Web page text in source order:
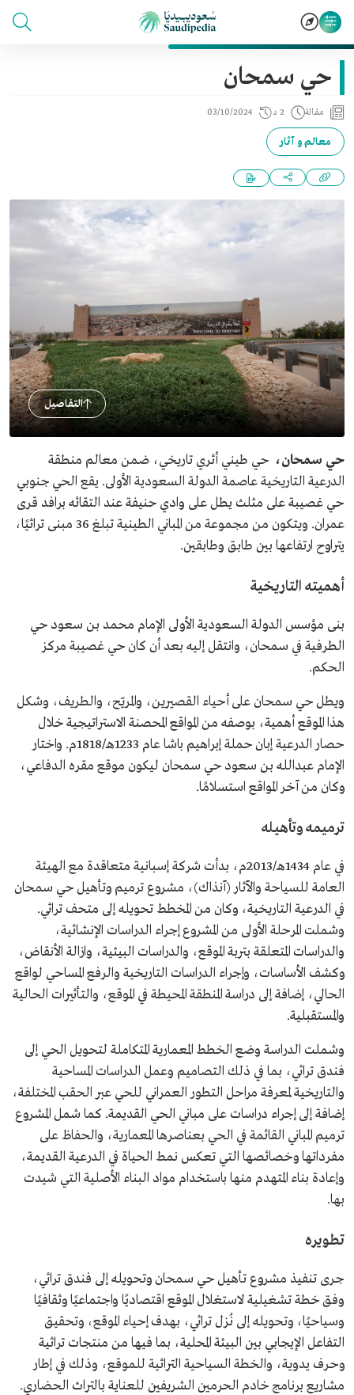
حي سمحان
مقالة 2 د 03/10/2024
معالم و آثار
التفاصيل
حي سمحان، حي طيني أثري تاريخي، ضمن معالم منطقة
الدرعية التاريخية عاصمة الدولة السعودية الأولى. يقع الحي جنوبي
حي غصيبة على مثلث يطل على وادي حنيفة عند التقائه برافد قرى
عمران. ويتكون من مجموعة من المباني الطينية تبلغ 36 مبنى تراثيًا،
يتراوح ارتفاعها بين طابق وطابقين.
أهميته التاريخية
بنى مؤسس الدولة السعودية الأولى الإمام محمد بن سعود حي
الطرفية في سمحان، وانتقل إليه بعد أن كان حي غصيبة مركز
الحكم.
ويطل حي سمحان على أحياء القصيرين، والمريّح، والطريف، وشكل
هذا الموقع أهمية، بوصفه من المواقع المحصنة الاستراتيجية خلال
حصار الدرعية إبان حملة إبراهيم باشا عام 1233هـ/1818م. واختار
الإمام عبدالله بن سعود حي سمحان ليكون موقع مقره الدفاعي،
وكان من آخر المواقع استسلامًا.
ترميمه وتأهيله
في عام 1434هـ/2013م، بدأت شركة إسبانية متعاقدة مع الهيئة
العامة للسياحة والآثار (آنذاك)، مشروع ترميم وتأهيل حي سمحان
في الدرعية التاريخية، وكان من المخطط تحويله إلى متحف تراثي.
وشملت المرحلة الأولى من المشروع إجراء الدراسات الإنشائية،
والدراسات المتعلقة بتربة الموقع، والدراسات البيئية، وازالة الأنقاض،
وكشف الأساسات، وإجراء الدراسات التاريخية والرفع المساحي لواقع
الحالي، إضافة إلى دراسة المنطقة المحيطة في الموقع، والتأثيرات الحالية
والمستقبلية.
وشملت الدراسة وضع الخطط المعمارية المتكاملة لتحويل الحي إلى
فندق تراثي، بما في ذلك التصاميم وعمل الدراسات المساحية
والتاريخية لمعرفة مراحل التطور العمراني للحي عبر الحقب المختلفة،
إضافة إلى إجراء دراسات على مباني الحي القديمة. كما شمل المشروع
ترميم المباني القائمة في الحي بعناصرها المعمارية، والحفاظ على
مفرداتها وخصائصها التي تعكس نمط الحياة في الدرعية القديمة،
وإعادة بناء المتهدم منها باستخدام مواد البناء الأصلية التي شيدت
بها.
تطويره
جرى تنفيذ مشروع تأهيل حي سمحان وتحويله إلى فندق تراثي،
وفق خطة تشغيلية لاستغلال الموقع اقتصاديًا واجتماعيًا وثقافيًا
وسياحيًا، وتحويله إلى نُزل تراثي، بهدف إحياء الموقع، وتحقيق
التفاعل الإيجابي بين البيئة المحلية، بما فيها من منتجات تراثية
وحرف يدوية، والخطة السياحية التراثية للموقع، وذلك في إطار
مشاريع برنامج خادم الحرمين الشريفين للعناية بالتراث الحضاري.